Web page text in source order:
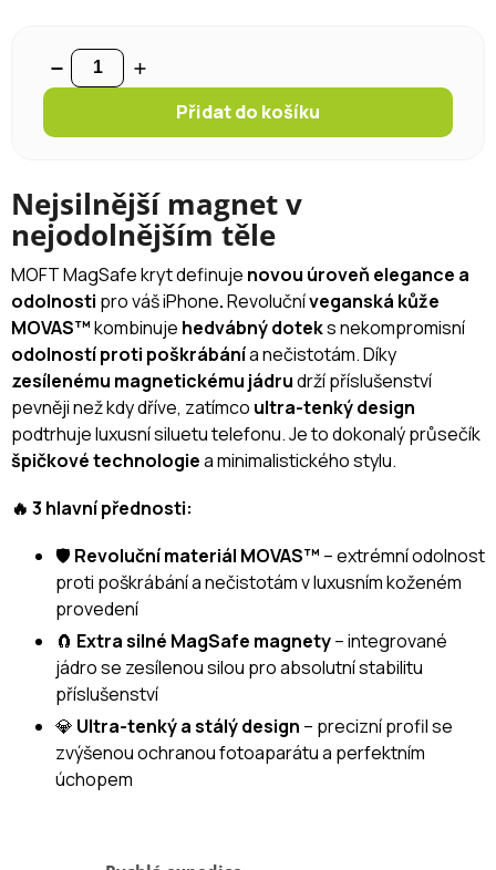
Přidat do košíku
Nejsilnější magnet v
nejodolnějším těle
MOFT MagSafe kryt definuje novou úroveň elegance a
odolnosti pro váš iPhone.Revolučníveganská kůže
MOVAS™kombinuje hedvábný doteks nekompromisní
odolností proti poškrábánía nečistotám. Díky
zesílenému magnetickému jádrudrží příslušenství
pevněji než kdy dříve, zatímco ultra-tenký design
podtrhuje luxusní siluetu telefonu. Je to dokonalý průsečík
špičkové technologiea minimalistického stylu.
🔥 3 hlavní přednosti:
🛡️ Revoluční materiál MOVAS™ – extrémní odolnost
proti poškrábání a nečistotám v luxusním koženém
provedení
🧲 Extra silné MagSafe magnety– integrované
jádro se zesílenou silou pro absolutní stabilitu
příslušenství
💎 Ultra-tenký a stálý design – precizní profil se
zvýšenou ochranou fotoaparátu a perfektním
úchopem